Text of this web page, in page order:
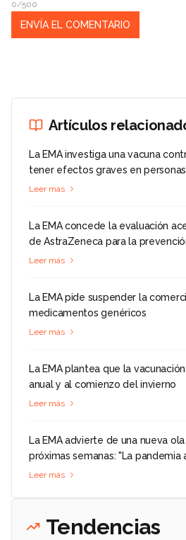
0/500
Artículos
La EMA investiga una vacuna
tener efectos graves en
Leer más
La EMA concede la evaluación
de AstraZeneca para la
Leer más
La EMA pide suspender la
medicamentos genéricos
Leer más
La EMA plantea que la
anual y al comienzo del invierno
Leer más
La EMA advierte de una nueva
próximas semanas: "La pandemia
Leer más
Tendencias